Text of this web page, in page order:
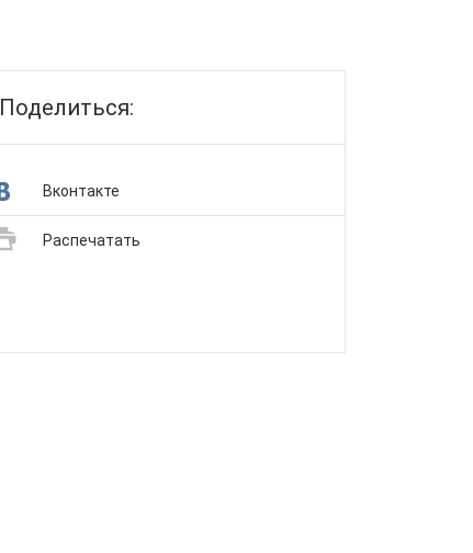
Поделиться:
Вконтакте
Распечатать